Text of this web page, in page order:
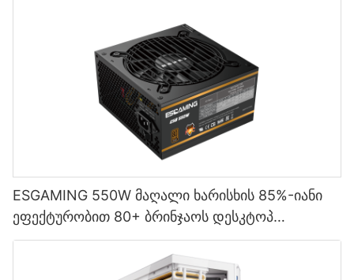
ESGAMING 550W მაღალი ხარისხის 85%-იანი
ეფექტურობით 80+ ბრინჯაოს დესკტოპ
კომპიუტერის კვების წყარო ESB550W